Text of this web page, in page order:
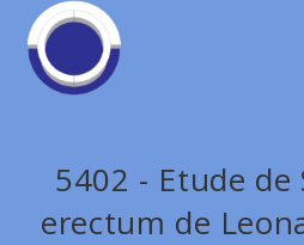
5402 - Etude de
erectum de